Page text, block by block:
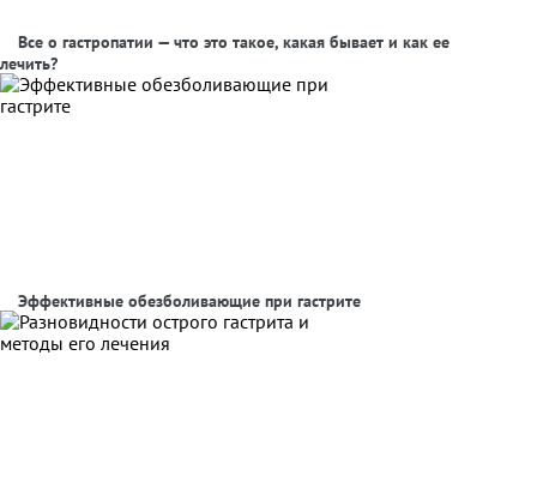
Все о гастропатии — что это такое, какая бывает и как ее
лечить?
Эффективные обезболивающие при гастрите